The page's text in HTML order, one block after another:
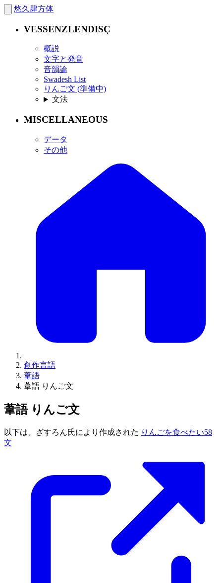
悠久肆方体
VESSENZLENDISÇ
概説
文字と発音
音韻論
Swadesh List
りんご文 (準備中)
文法
MISCELLANEOUS
データ
その他
創作言語
葦語
葦語 りんご文
葦語 りんご文
以下は、ざすろん氏により作成された りんごを食べたい58
文